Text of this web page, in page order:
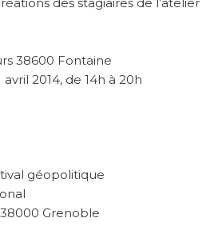
des stagiaires de l’atelier
38600 Fontaine
avril 2014, de 14h à 20h
géopolitique
Grenoble